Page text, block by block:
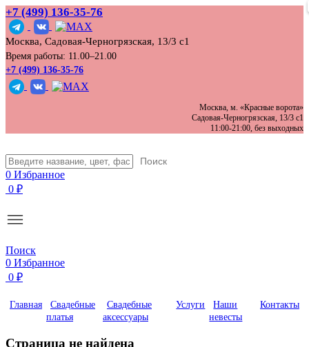
+7 (499) 136‑35‑76
Москва, Садовая-Черногрязская, 13/3 с1
Время работы: 11.00–21.00
+7 (499) 136-35-76
Москва, м. «Красные ворота»
Садовая-Черногрязская, 13/3 с1
11:00-21:00, без выходных
Поиск
0 Избранное
0 ₽
Поиск
0 Избранное
0 ₽
Главная
Свадебные
платья
Свадебные
аксессуары
Услуги
Наши
невесты
Контакты
Страница не найдена